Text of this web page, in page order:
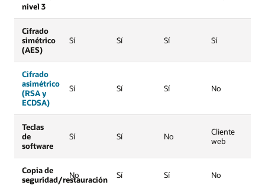
nivel 3
Cifrado
simétrico
(AES)
Sí Sí Sí Sí
Cifrado
asimétrico
(RSA y
ECDSA)
Sí Sí Sí No
Teclas
de
software
Sí Sí No
Cliente
web
Copia de
seguridad/restauración
No Sí Sí No